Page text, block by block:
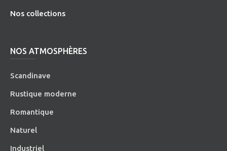
Nos collections
NOS ATMOSPHÈRES
Scandinave
Rustique moderne
Romantique
Naturel
Industriel